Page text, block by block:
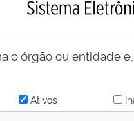
o órgão ou entidade
Ativos